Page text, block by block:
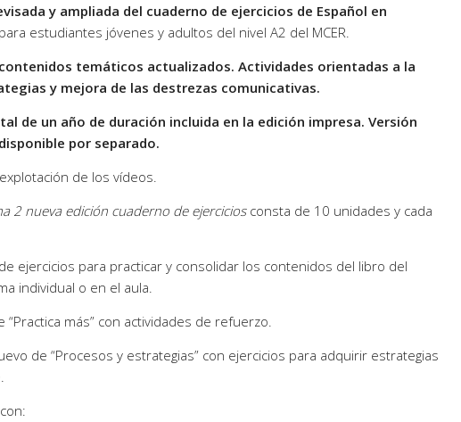
y ampliada del cuaderno de ejercicios de Español en
estudiantes jóvenes y adultos del nivel A2 del MCER.
temáticos actualizados. Actividades orientadas a la
y mejora de las destrezas comunicativas.
de un año de duración incluida en la edición impresa. Versión
por separado.
de los vídeos.
2 nueva edición cuaderno de ejerciciosconsta de 10 unidades y cada
ejercicios para practicar y consolidar los contenidos del libro del
individual o en el aula.
“Practica más” con actividades de refuerzo.
de “Procesos y estrategias” con ejercicios para adquirir estrategias